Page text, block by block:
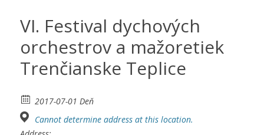
VI. Festival dychových
orchestrov a mažoretiek
Trenčianske Teplice
2017-07-01 Deň
Cannot determine address at this location.